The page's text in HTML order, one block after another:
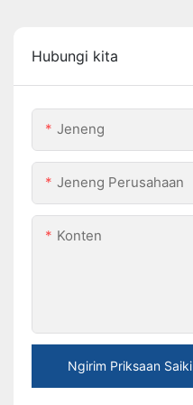
Hubungi kita
Jeneng
Jeneng Perusahaan
Konten
Ngirim Priksaan Saiki